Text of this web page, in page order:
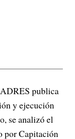
publica
y ejecución
se analizó el
por Capitación